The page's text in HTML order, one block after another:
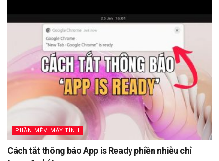
PHẦN MỀM MÁY TÍNH
Cách tắt thông báo App is Ready phiền nhiễu chỉ